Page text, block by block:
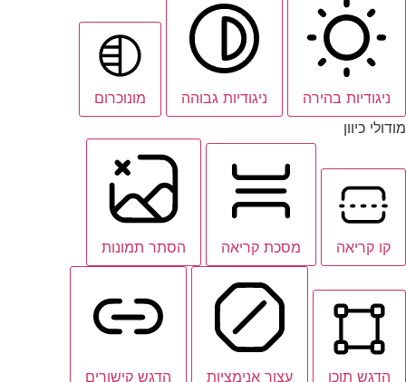
ניגודיות בהירה ניגודיות גבוהה
מונוכרום
מודולי כיוון
קו קריאה מסכת קריאה הסתר תמונות
הדגש תוכן עצור אנימציות הדגש קישורים